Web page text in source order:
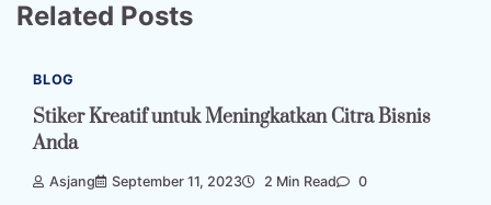
Related Posts
BLOG
Stiker Kreatif untuk Meningkatkan Citra Bisnis
Anda
Asjang September 11, 2023 2 Min Read 0